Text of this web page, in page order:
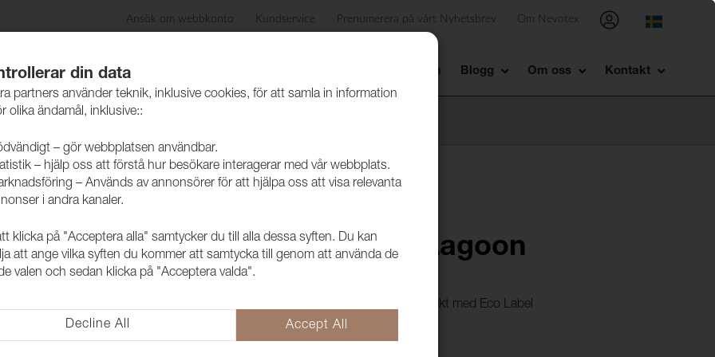
Ansök om webbkonto Kundservice Prenumerera på vårt Nyhetsbrev Om Nevotex
Produkter Skötselråd Showroom Blogg Om oss Kontakt
Tyg Pod CS 9609 Lagoon
1028235
Modern kvalité i Trevira CS. Pod CS är miljömärkt med Eco Label
din data
partners använder teknik, inklusive cookies, för att samla in information
olika ändamål, inklusive::
– gör webbplatsen användbar.
– hjälp oss att förstå hur besökare interagerar med vår webbplats.
– Används av annonsörer för att hjälpa oss att visa relevanta
i andra kanaler.
klicka på "Acceptera alla" samtycker du till alla dessa syften. Du kan
att ange vilka syften du kommer att samtycka till genom att använda de
valen och sedan klicka på "Acceptera valda".
Decline All Accept All